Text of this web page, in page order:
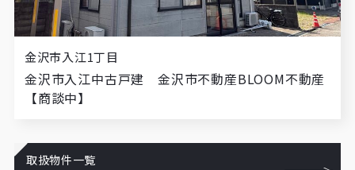
金沢市入江1丁目
金沢市入江中古戸建 金沢市不動産BLOOM不動産
【商談中】
取扱物件一覧